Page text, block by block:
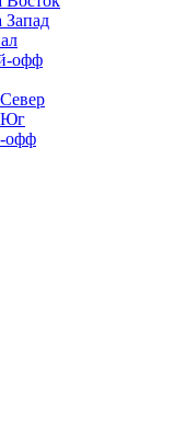
Запад
офф
Юг
офф